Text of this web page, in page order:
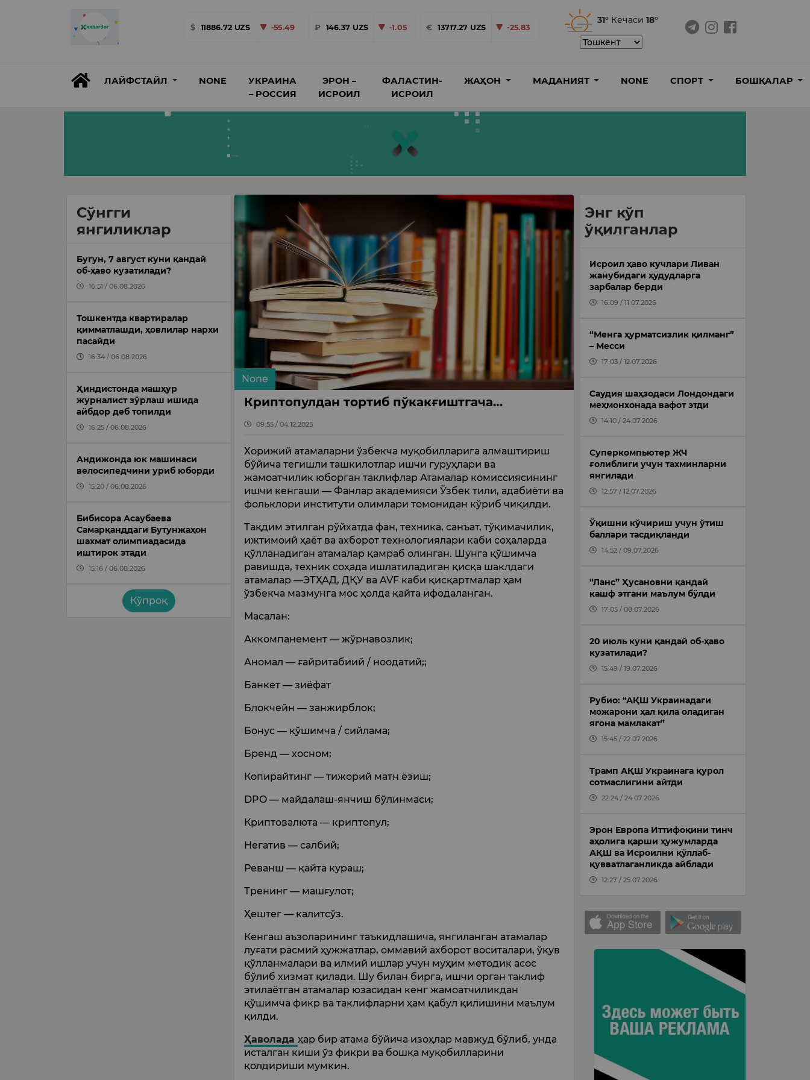
$ 11886.72 UZS -55.49 ₽ 146.37 UZS -1.05 € 13717.27 UZS -25.83
31° Кечаси 18°
ЛАЙФСТАЙЛ NONE
УКРАИНА
– РОССИЯ
ЭРОН –
ИСРОИЛ
ФАЛАСТИН-
ИСРОИЛ
ЖАҲОН МАДАНИЯТ NONE СПОРТ БОШҚАЛАР
Сўнгги
янгиликлар
Бугун, 7 август куни қандай
об-ҳаво кузатилади?
16:51 / 06.08.2026
Тошкентда квартиралар
қимматлашди, ҳовлилар нархи
пасайди
16:34 / 06.08.2026
Ҳиндистонда машҳур
журналист зўрлаш ишида
айбдор деб топилди
16:25 / 06.08.2026
Андижонда юк машинаси
велосипедчини уриб юборди
15:20 / 06.08.2026
Бибисора Асаубаева
Самарқанддаги Бутунжаҳон
шахмат олимпиадасида
иштирок этади
15:16 / 06.08.2026
Кўпроқ
None
Криптопулдан тортиб пўкакғиштгача…
09:55 / 04.12.2025
Хорижий атамаларни ўзбекча муқобилларига алмаштириш
бўйича тегишли ташкилотлар ишчи гуруҳлари ва
жамоатчилик юборган таклифлар Атамалар комиссиясининг
ишчи кенгаши — Фанлар академияси Ўзбек тили, адабиёти ва
фольклори институти олимлари томонидан кўриб чиқилди.
Тақдим этилган рўйхатда фан, техника, санъат, тўқимачилик,
ижтимоий ҳаёт ва ахборот технологиялари каби соҳаларда
қўлланадиган атамалар қамраб олинган. Шунга қўшимча
равишда, техник соҳада ишлатиладиган қисқа шаклдаги
атамалар —ЭТҲАД, ДҚУ ва AVF каби қисқартмалар ҳам
ўзбекча мазмунга мос ҳолда қайта ифодаланган.
Масалан:
Аккомпанемент — жўрнавозлик;
Аномал — ғайритабиий / ноодатий;;
Банкет — зиёфат
Блокчейн — занжирблок;
Бонус — қўшимча / сийлама;
Бренд — хосном;
Копирайтинг — тижорий матн ёзиш;
DPO — майдалаш-янчиш бўлинмаси;
Криптовалюта — криптопул;
Негатив — салбий;
Реванш — қайта кураш;
Тренинг — машғулот;
Ҳештег — калитсўз.
Кенгаш аъзоларининг таъкидлашича, янгиланган атамалар
луғати расмий ҳужжатлар, оммавий ахборот воситалари, ўқув
қўлланмалари ва илмий ишлар учун муҳим методик асос
бўлиб хизмат қилади. Шу билан бирга, ишчи орган таклиф
этилаётган атамалар юзасидан кенг жамоатчиликдан
қўшимча фикр ва таклифларни ҳам қабул қилишини маълум
қилди.
Ҳаволадаҳар бир атама бўйича изоҳлар мавжуд бўлиб, унда
исталган киши ўз фикри ва бошқа муқобилларини
қолдириши мумкин.
Энг кўп
ўқилганлар
Исроил ҳаво кучлари Ливан
жанубидаги ҳудудларга
зарбалар берди
16:09 / 11.07.2026
“Менга ҳурматсизлик қилманг”
– Месси
17:03 / 12.07.2026
Саудия шаҳзодаси Лондондаги
меҳмонхонада вафот этди
14:10 / 24.07.2026
Суперкомпьютер ЖЧ
ғолиблиги учун тахминларни
янгилади
12:57 / 12.07.2026
Ўқишни кўчириш учун ўтиш
баллари тасдиқланди
14:52 / 09.07.2026
“Ланс” Ҳусановни қандай
кашф этгани маълум бўлди
17:05 / 08.07.2026
20 июль куни қандай об-ҳаво
кузатилади?
15:49 / 19.07.2026
Рубио: “АҚШ Украинадаги
можарони ҳал қила оладиган
ягона мамлакат”
15:45 / 22.07.2026
Трамп АҚШ Украинага қурол
сотмаслигини айтди
22:24 / 24.07.2026
Эрон Европа Иттифоқини тинч
аҳолига қарши ҳужумларда
АҚШ ва Исроилни қўллаб-
қувватлаганликда айблади
12:27 / 25.07.2026